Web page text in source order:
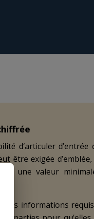
d’articuler
être exigée
une valeur
les informations